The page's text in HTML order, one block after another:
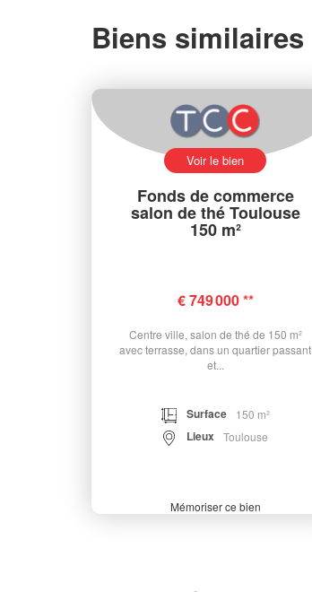
Biens similaires
Voir le bien
Fonds de commerce
salon de thé Toulouse
150 m²
€ 749 000**
Centre ville, salon de thé de 150 m²
avec terrasse, dans un quartier passant
et...
Surface 150 m²
Lieux Toulouse
Mémoriser ce bien